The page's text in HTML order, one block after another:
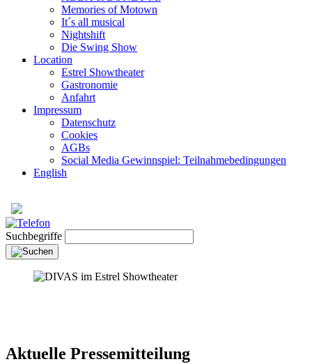
Memories of Motown
It´s all musical
Nightshift
Die Swing Show
Location
Estrel Showtheater
Gastronomie
Anfahrt
Impressum
Datenschutz
Cookies
AGBs
Social Media Gewinnspiel: Teilnahmebedingungen
English
Suchbegriffe
Aktuelle Pressemitteilung